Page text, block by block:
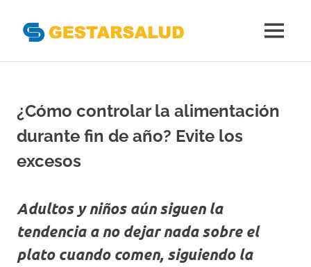
del
Aseguramiento
de
la
MENÚ
¿Cómo controlar la alimentación
durante fin de año? Evite los
excesos
Adultos y niños aún siguen la
tendencia a no dejar nada sobre el
plato cuando comen, siguiendo la